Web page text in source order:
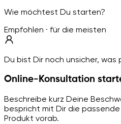
Wie möchtest Du starten?
Empfohlen · für die meisten
Du bist Dir noch unsicher, was
Online-Konsultation
Beschreibe kurz Deine
bespricht mit Dir die
Produkt vorab.